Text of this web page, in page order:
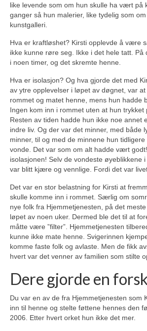
like levende som om hun skulle ha vært på
ganger så hun malerier, like tydelig som
kunstgalleri.
Hva er kraftløshet? Kirsti opplevde å være
ikke kunne røre seg. Ikke i det hele tatt. På
i noen timer, og det skremte henne.
Hva er isolasjon? Og hva gjorde det med
av ytre opplevelser i løpet av døgnet, var
rommet og matet henne, mens hun hadde
Ingen kom inn i rommet uten at hun trykket
Resten av tiden hadde hun ikke noe annet
indre liv. Og der var det minner, med både
minner, til og med de minnene hun
vonde. Det var som om alt hadde vært
isolasjonen! Selv de vondeste øyeblikkene
var blitt kjære og vennlige. Fordi det var
Det var en stor belastning for Kirsti at
skulle komme inn i rommet. Særlig om
nye folk fra Hjemmetjenesten, på det
løpet av noen uker. Dermed ble det til at
måtte være ”filter”. Hjemmetjenesten
kunne ikke mate henne. Svigerinnen
komme faste folk og avlaste. Men de fikk
hvert var det venner av familien som stilte
Dere gjorde en
Du var en av de fra Hjemmetjenesten som
inn til henne og stelte føttene hennes den
2006. Etter hvert orket hun ikke det mer.